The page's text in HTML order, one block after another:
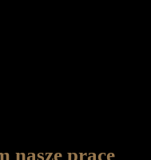
nasze prace